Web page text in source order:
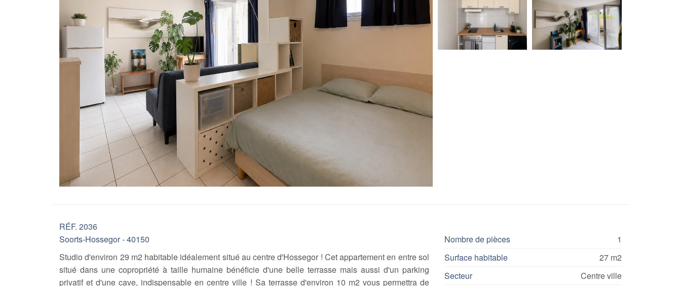
RÉF. 2036
Soorts-Hossegor - 40150
Studio d'environ 29 m2 habitable idéalement situé au centre d'Hossegor ! Cet appartement en entre sol
situé dans une copropriété à taille humaine bénéficie d'une belle terrasse mais aussi d'un parking
privatif et d'une cave, indispensable en centre ville ! Sa terrasse d'environ 10 m2 vous permettra de
Nombre de pièces
1
Surface habitable
27 m2
Secteur
Centre ville